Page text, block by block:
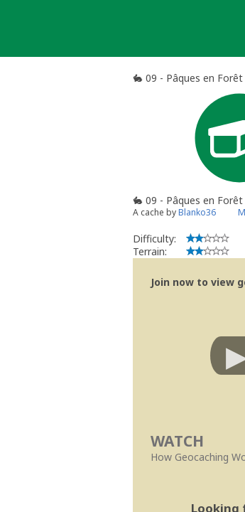
🐇 09 - Pâques en
🐇 09 - Pâques en
A cache byBlanko36
Difficulty:
Terrain:
Join now to view
WATCH
How Geocaching
Looking